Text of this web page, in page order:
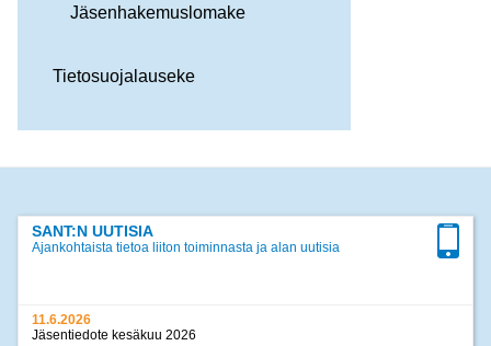
Jäsenhakemuslomake
Tietosuojalauseke
SANT:N UUTISIA
Ajankohtaista tietoa liiton toiminnasta ja alan uutisia
11.6.2026
Jäsentiedote kesäkuu 2026